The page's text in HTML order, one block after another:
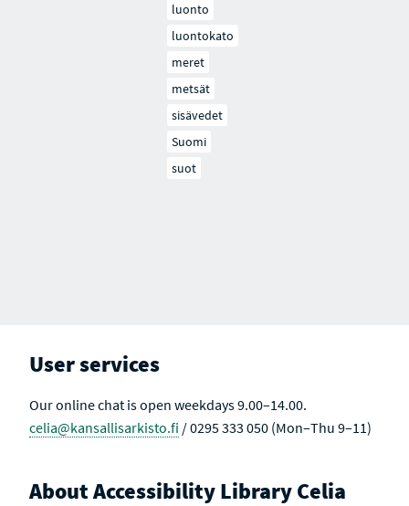
luonto
luontokato
meret
metsät
sisävedet
Suomi
suot
User services
Our online chat is open weekdays 9.00–14.00.
celia@kansallisarkisto.fi / 0295 333 050 (Mon–Thu 9–11)
About Accessibility Library Celia